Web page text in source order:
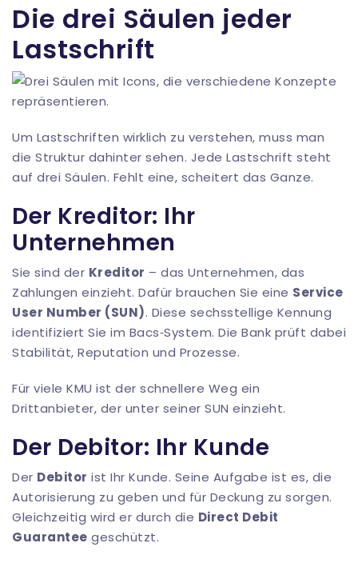
Die drei Säulen jeder
Lastschrift
Um Lastschriften wirklich zu verstehen, muss man
die Struktur dahinter sehen. Jede Lastschrift steht
auf drei Säulen. Fehlt eine, scheitert das Ganze.
Der Kreditor: Ihr
Unternehmen
Sie sind der Kreditor – das Unternehmen, das
Zahlungen einzieht. Dafür brauchen Sie eine Service
User Number (SUN). Diese sechsstellige Kennung
identifiziert Sie im Bacs‑System. Die Bank prüft dabei
Stabilität, Reputation und Prozesse.
Für viele KMU ist der schnellere Weg ein
Drittanbieter, der unter seiner SUN einzieht.
Der Debitor: Ihr Kunde
Der Debitor ist Ihr Kunde. Seine Aufgabe ist es, die
Autorisierung zu geben und für Deckung zu sorgen.
Gleichzeitig wird er durch die Direct Debit
Guarantee geschützt.